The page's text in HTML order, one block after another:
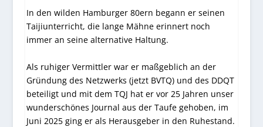
In den wilden Hamburger 80ern begann er seinen
Taijiunterricht, die lange Mähne erinnert noch
immer an seine alternative Haltung.
Als ruhiger Vermittler war er maßgeblich an der
Gründung des Netzwerks (jetzt BVTQ) und des DDQT
beteiligt und mit dem TQJ hat er vor 25 Jahren unser
wunderschönes Journal aus der Taufe gehoben, im
Juni 2025 ging er als Herausgeber in den Ruhestand.